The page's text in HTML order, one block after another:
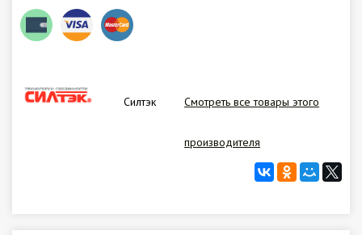
Силтэк Смотреть все товары этого
производителя